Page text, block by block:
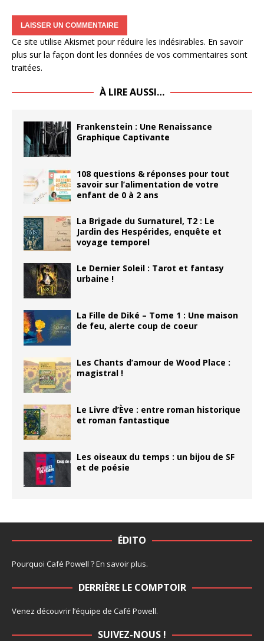
Ce site utilise Akismet pour réduire les indésirables. En savoir
plus sur la façon dont les données de vos commentaires sont
traitées.
À LIRE AUSSI…
Frankenstein : Une Renaissance
Graphique Captivante
108 questions & réponses pour tout
savoir sur l’alimentation de votre
enfant de 0 à 2 ans
La Brigade du Surnaturel, T2 : Le
Jardin des Hespérides, enquête et
voyage temporel
Le Dernier Soleil : Tarot et fantasy
urbaine !
La Fille de Diké – Tome 1 : Une maison
de feu, alerte coup de coeur
Les Chants d’amour de Wood Place :
magistral !
Le Livre d’Ève : entre roman historique
et roman fantastique
Les oiseaux du temps : un bijou de SF
et de poésie
ÉDITO
Pourquoi Café Powell ?En savoir plus.
DERRIÈRE LE COMPTOIR
Venez découvrir l’équipe de Café Powell.
SUIVEZ-NOUS !